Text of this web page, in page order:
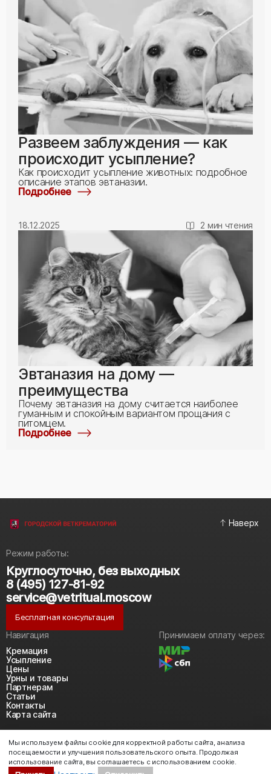
Развеем заблуждения — как
происходит усыпление?
Как происходит усыпление животных: подробное
описание этапов эвтаназии.
Подробнее
18.12.2025 2 мин чтения
Эвтаназия на дому —
преимущества
Почему эвтаназия на дому считается наиболее
гуманным и спокойным вариантом прощания с
питомцем.
Подробнее
Наверх
Режим работы:
Круглосуточно, без выходных
8 (495) 127-81-92
service@vetritual.moscow
Бесплатная консультация
Навигация
Кремация
Усыпление
Цены
Урны и товары
Партнерам
Статьи
Контакты
Карта сайта
Принимаем оплату через:
Политика конфиденциальности
Политика использования cookie
Согласие на обработку персональных данных
2018-2026 © https://vetritual.moscow
Мы используем файлы cookie для корректной работы сайта, анализа
посещаемости и улучшения пользовательского опыта. Продолжая
использование сайта, вы соглашаетесь с использованием cookie.